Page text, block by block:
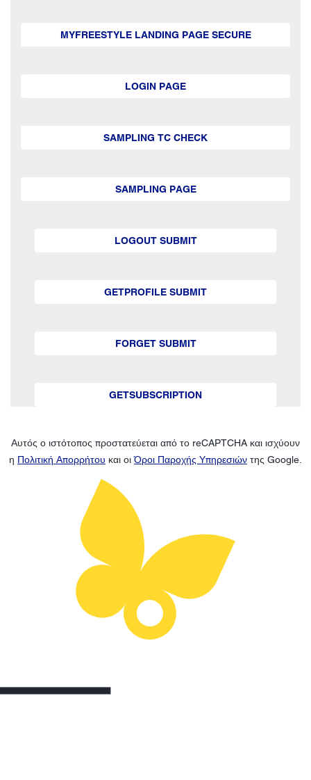
MYFREESTYLE LANDING PAGE SECURE
LOGIN PAGE
SAMPLING TC CHECK
SAMPLING PAGE
LOGOUT SUBMIT
GETPROFILE SUBMIT
FORGET SUBMIT
GETSUBSCRIPTION
Αυτός ο ιστότοπος προστατεύεται από το reCAPTCHA και ισχύουν
η Πολιτική Απορρήτου και οιΌροι Παροχής Υπηρεσιών της Google.